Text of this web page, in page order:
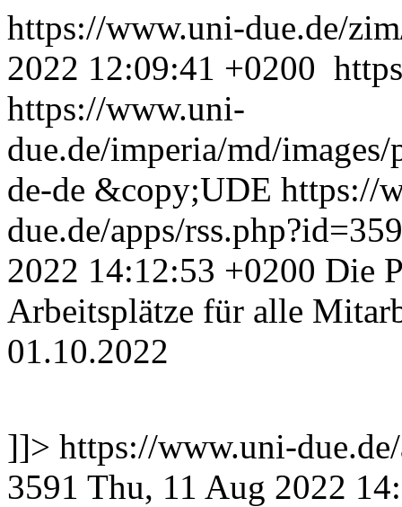
https://www.uni-due.de/
2022 12:09:41 +0200
https://www.uni-
due.de/imperia/md/
de-de &copy;UDE https://
due.de/apps/
2022 14:12:53 +0200 Die
Arbeitsplätze für alle
01.10.2022
]]> https://www.uni-
3591 Thu, 11 Aug 2022